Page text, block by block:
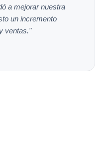
a mejorar nuestra
un incremento
ventas."